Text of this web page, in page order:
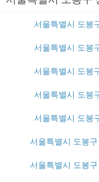
서울특별시 도봉
서울특별시 도봉
서울특별시 도봉
서울특별시 도봉
서울특별시 도봉
서울특별시 도봉
서울특별시 도봉